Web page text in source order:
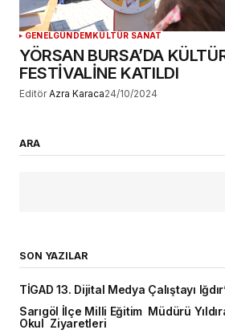
GENELGÜNDEM KÜLTÜR SANAT
YÖRSAN BURSA’DA
FESTİVALİNE KATILDI
Editör Azra Karaca24/10/2024
ARA
SON YAZILAR
TİGAD 13. Dijital Medya Çalıştayı
Sarıgöl İlçe Milli Eğitim Müdürü
Okul Ziyaretleri